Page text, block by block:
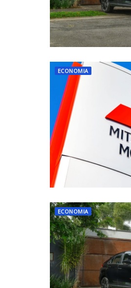
ECONOMIA
ECONOMIA